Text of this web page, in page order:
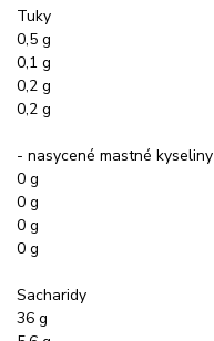
Tuky
0,5 g
0,1 g
0,2 g
0,2 g
- nasycené mastné kyseliny
0 g
0 g
0 g
0 g
Sacharidy
36 g